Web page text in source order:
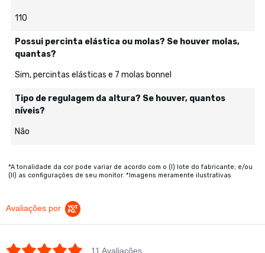
110
Possui percinta elástica ou molas? Se houver molas,
quantas?
Sim, percintas elásticas e 7 molas bonnel
Tipo de regulagem da altura? Se houver, quantos
níveis?
Não
*A tonalidade da cor pode variar de acordo com o (I) lote do fabricante; e/ou
(II) as configurações de seu monitor. *Imagens meramente ilustrativas
Avaliações por
4.9 star rating
11 Avaliações